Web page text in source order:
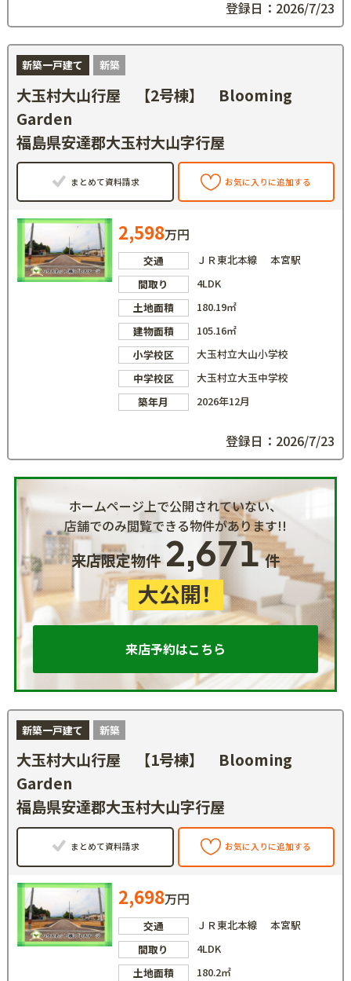
登録日：2026/7/23
新築一戸建て 新築
大玉村大山行屋 【2号棟】 Blooming
Garden
福島県安達郡大玉村大山字行屋
まとめて資料請求 お気に入りに追加する
2,598万円
交通
ＪＲ東北本線 本宮駅
間取り
4LDK
土地面積
180.19㎡
建物面積
105.16㎡
小学校区
大玉村立大山小学校
中学校区
大玉村立大玉中学校
築年月
2026年12月
登録日：2026/7/23
ホームページ上で公開されていない、
店舗でのみ閲覧できる物件があります!!
来店限定物件2,671件
大公開！
来店予約はこちら
新築一戸建て 新築
大玉村大山行屋 【1号棟】 Blooming
Garden
福島県安達郡大玉村大山字行屋
まとめて資料請求 お気に入りに追加する
2,698万円
交通
ＪＲ東北本線 本宮駅
間取り
4LDK
土地面積
180.2㎡